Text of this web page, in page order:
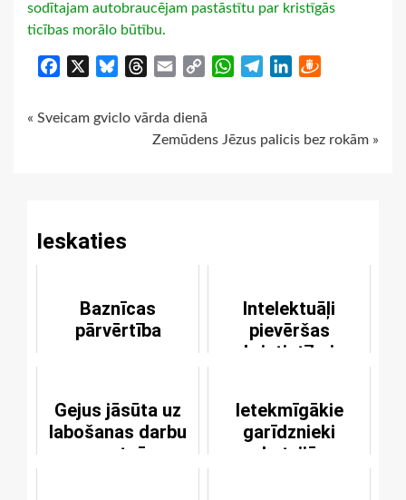
sodītajam autobraucējam pastāstītu par kristīgās
ticības morālo būtību.
Facebook BlueskyThreads
Email
Copy
WhatsApp
TelegramLinkedIn
Continue
« Sveicam gviclo vārda dienā
Zemūdens Jēzus palicis bez rokām »
Ieskaties
Baznīcas
pārvērtība
Intelektuāļi
pievēršas
kristietībai
Gejus jāsūta uz
labošanas darbu
nometnēm
Ietekmīgākie
garīdznieki
Latvijā